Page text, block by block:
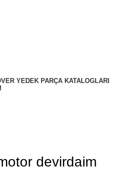
YEDEK PARÇA KATALOGLARI
devirdaim